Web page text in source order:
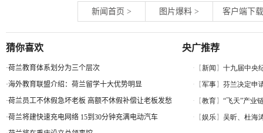
新闻首页 > 图片爆料 > 客户端下载
猜你喜欢
·荷兰教育体系划分为三个层次
·海外教育联盟介绍：荷兰留学十大优势明显
·荷兰员工不休假急坏老板 高额不休假补偿让老板发愁
·荷兰将建快速充电网络 15到30分钟充满电动汽车
央广推荐